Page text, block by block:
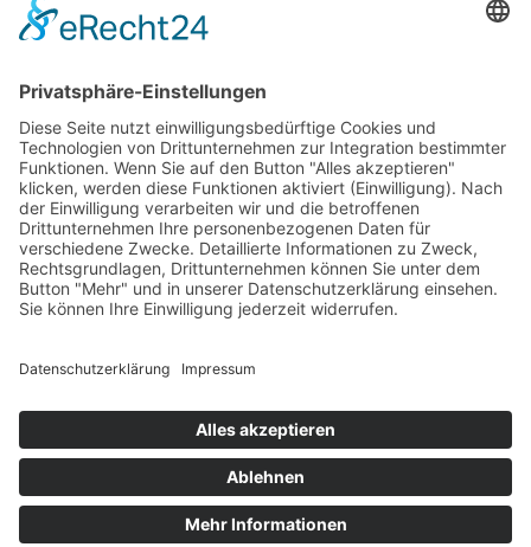
Süd
West
Deutscher Klub für Belgische Schäferhunde
e. V.
Grüntenstraße 30
Telefon: 08374 – 3234068
E-Mail-Adresse:office@dkbs.de